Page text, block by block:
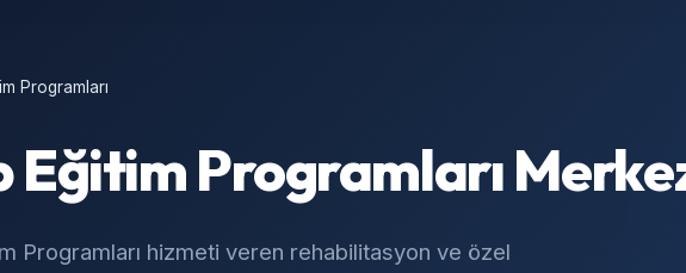
Programları
Eğitim Programları
Programları hizmeti veren rehabilitasyon ve özel